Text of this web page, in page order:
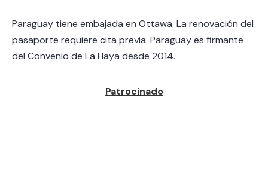
Paraguay tiene embajada en Ottawa. La renovación del
pasaporte requiere cita previa. Paraguay es firmante
del Convenio de La Haya desde 2014.